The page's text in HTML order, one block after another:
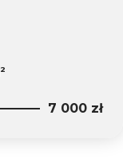
2
7 000 zł